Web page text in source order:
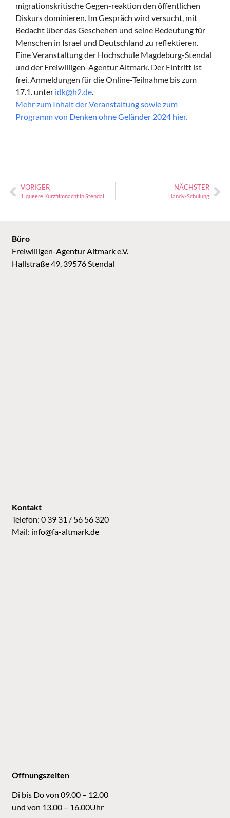
migrationskritische Gegen-reaktion den öffentlichen
Diskurs dominieren. Im Gespräch wird versucht, mit
Bedacht über das Geschehen und seine Bedeutung für
Menschen in Israel und Deutschland zu reflektieren.
Eine Veranstaltung der Hochschule Magdeburg-Stendal
und der Freiwilligen-Agentur Altmark. Der Eintritt ist
frei. Anmeldungen für die Online-Teilnahme bis zum
17.1. unter idk@h2.de.
Mehr zum Inhalt der Veranstaltung sowie zum
Programm von Denken ohne Geländer 2024 hier.
VORIGER
1. queere Kurzfilmnacht in Stendal
NÄCHSTER
Handy-Schulung
Öffnungszeiten
Di bis Do von 09.00 – 12.00
und von 13.00 – 16.00Uhr
Kontakt
Telefon: 0 39 31 / 56 56 320
Mail: info@fa-altmark.de
Büro
Freiwilligen-Agentur Altmark e.V.
Hallstraße 49, 39576 Stendal